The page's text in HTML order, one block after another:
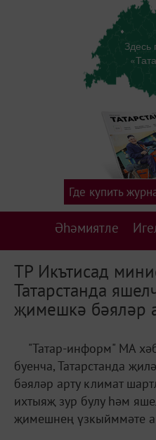
Здесь
Әһәмиятле
Где купить
ТР Икътисад
Татарстанда
җимешкә бәяләр
"Татар-информ" МА
буенча, Татарстанда
бәяләр арту климат
ихтыяҗ зур булу һәм
җимешнең үзкыйммәте